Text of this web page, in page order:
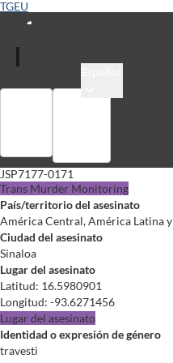
TGEU
JSP7177-0171
Trans Murder Monitoring
País/territorio del asesinato
América Central, América Latina
Ciudad del asesinato
Sinaloa
Lugar del asesinato
Latitud: 16.5980901
Longitud: -93.6271456
Lugar del asesinato
Identidad o expresión de género
travesti